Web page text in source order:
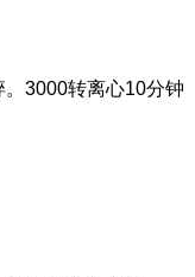
3000转离心10分钟